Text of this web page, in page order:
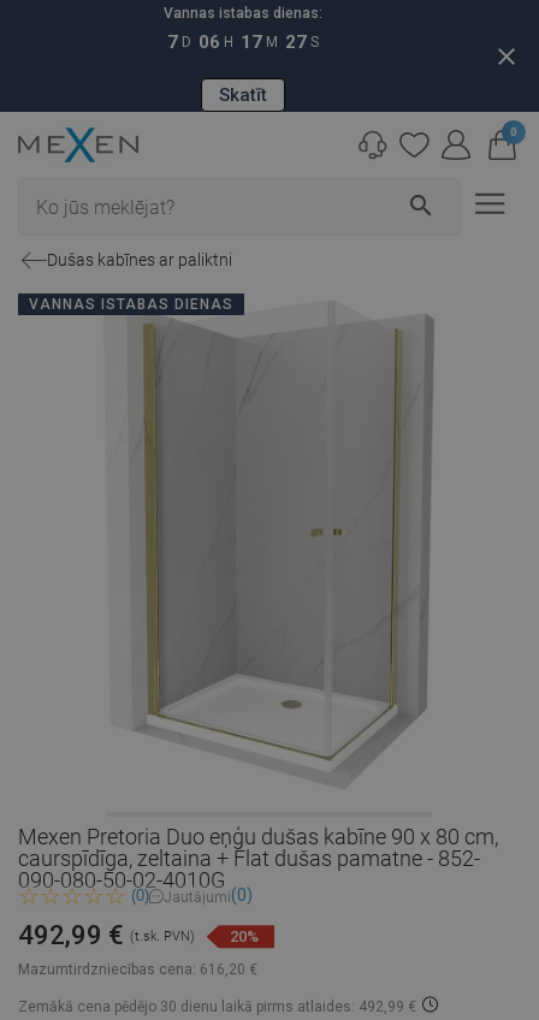
Vannas istabas dienas:
7 D 06 H 17 M 26 S
Skatīt
close
search
0
Dušas kabīnes ar paliktni
VANNAS ISTABAS DIENAS
Mexen Pretoria Duo eņģu dušas kabīne 90 x 80 cm,
caurspīdīga, zeltaina + Flat dušas pamatne - 852-
090-080-50-02-4010G
(0) Jautājumi(0)
Mazumtirdzniecības cena: 616,20 €
492,99 € (t.sk. PVN) 20%
Zemākā cena pēdējo 30 dienu laikā pirms atlaides: 492,99 €